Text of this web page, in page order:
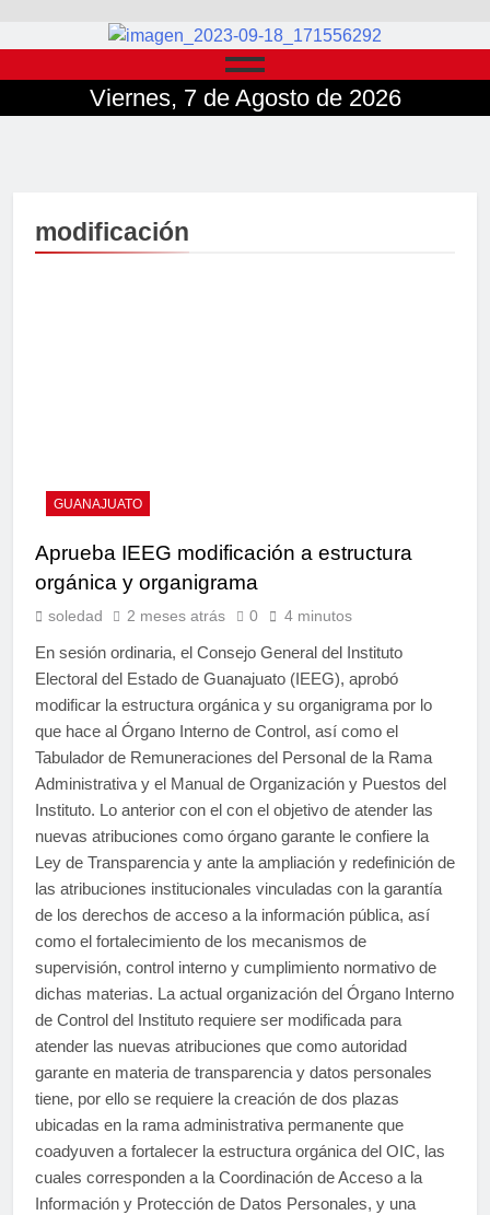
Viernes, 7 de Agosto de 2026
modificación
GUANAJUATO
Aprueba IEEG modificación a estructura
orgánica y organigrama
soledad 2 meses atrás 0 4 minutos
En sesión ordinaria, el Consejo General del Instituto
Electoral del Estado de Guanajuato (IEEG), aprobó
modificar la estructura orgánica y su organigrama por lo
que hace al Órgano Interno de Control, así como el
Tabulador de Remuneraciones del Personal de la Rama
Administrativa y el Manual de Organización y Puestos del
Instituto. Lo anterior con el con el objetivo de atender las
nuevas atribuciones como órgano garante le confiere la
Ley de Transparencia y ante la ampliación y redefinición de
las atribuciones institucionales vinculadas con la garantía
de los derechos de acceso a la información pública, así
como el fortalecimiento de los mecanismos de
supervisión, control interno y cumplimiento normativo de
dichas materias. La actual organización del Órgano Interno
de Control del Instituto requiere ser modificada para
atender las nuevas atribuciones que como autoridad
garante en materia de transparencia y datos personales
tiene, por ello se requiere la creación de dos plazas
ubicadas en la rama administrativa permanente que
coadyuven a fortalecer la estructura orgánica del OIC, las
cuales corresponden a la Coordinación de Acceso a la
Información y Protección de Datos Personales, y una